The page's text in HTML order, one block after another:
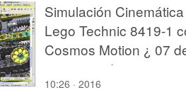
Simulación Cinemática
Lego Technic 8419-1
Cosmos Motion ¿ 07
11 - no audio
10:26 · 2016